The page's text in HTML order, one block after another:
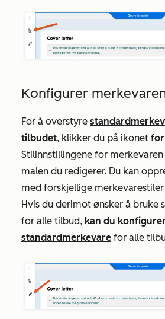
Konfigurer
For å overstyre
tilbudet, klikker du på ikonet
Stilinnstillingene for
malen du redigerer. Du kan
med forskjellige
Hvis du derimot ønsker å bruke
for alle tilbud, kan du
standardmerkevare for alle